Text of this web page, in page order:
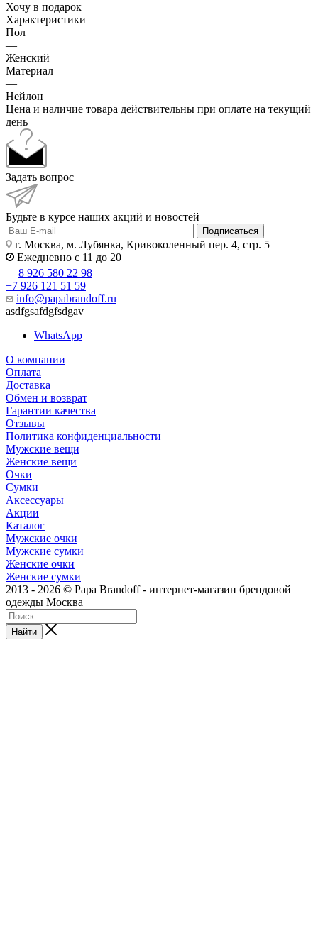
Хочу в подарок
Характеристики
Пол
—
Женский
Материал
—
Нейлон
Цена и наличие товара действительны при оплате на текущий
день
Задать вопрос
Будьте в курсе наших акций и новостей
Подписаться
г. Москва, м. Лубянка, Кривоколенный пер. 4, стр. 5
Ежедневно с 11 до 20
8 926 580 22 98
+7 926 121 51 59
info@papabrandoff.ru
asdfgsafdgfsdgav
WhatsApp
О компании
Оплата
Доставка
Обмен и возврат
Гарантии качества
Отзывы
Политика конфиденциальности
Мужские вещи
Женские вещи
Очки
Сумки
Аксессуары
Акции
Каталог
Мужские очки
Мужские сумки
Женские очки
Женские сумки
2013 - 2026 © Papa Brandoff - интернет-магазин брендовой
одежды Москва
Найти